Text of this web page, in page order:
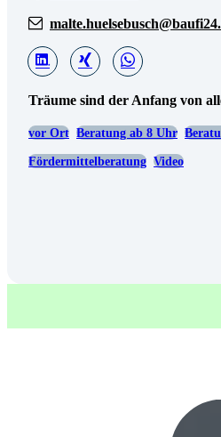
Träume sind der Anfang von
vor Ort Beratung ab 8 Uhr
Fördermittelberatung Video